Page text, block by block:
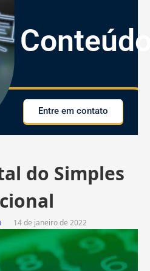
Entre em contato
do Simples
14 de janeiro de 2022